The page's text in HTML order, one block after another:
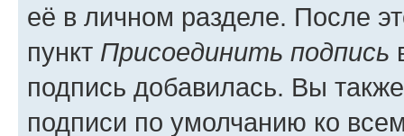
её в личном разделе. После
пункт Присоединить подпись
подпись добавилась. Вы
подписи по умолчанию ко